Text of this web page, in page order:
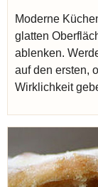
Moderne
glatten
ablenken.
auf den ersten,
Wirklichkeit